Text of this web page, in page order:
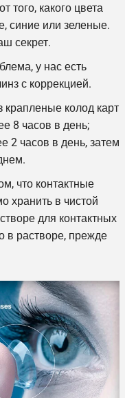
того, какого цвета
синие или зеленые.
секрет.
у нас есть
с коррекцией.
крапленые колод карт
8 часов в день;
2 часов в день, затем
что контактные
хранить в чистой
для контактных
в растворе, прежде